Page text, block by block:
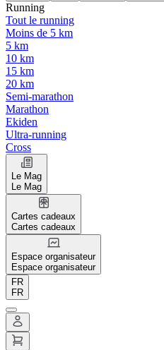
Running
Tout le running
Moins de 5 km
5 km
10 km
15 km
20 km
Semi-marathon
Marathon
Ekiden
Ultra-running
Cross
Le Mag
Le Mag
Cartes cadeaux
Cartes cadeaux
Espace organisateur
Espace organisateur
FR
FR